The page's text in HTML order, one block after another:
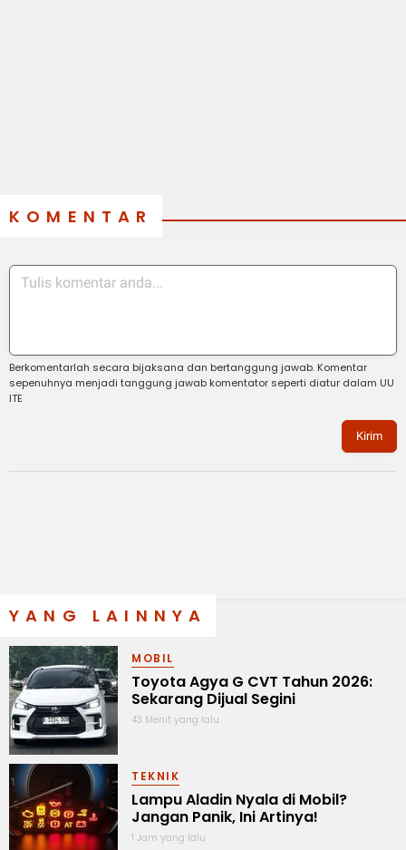
KOMENTAR
Berkomentarlah secara bijaksana dan bertanggung jawab. Komentar
sepenuhnya menjadi tanggung jawab komentator seperti diatur dalam UU
ITE
Kirim
YANG LAINNYA
MOBIL
Toyota Agya G CVT Tahun 2026:
Sekarang Dijual Segini
43 Menit yang lalu
TEKNIK
Lampu Aladin Nyala di Mobil?
Jangan Panik, Ini Artinya!
1 Jam yang lalu